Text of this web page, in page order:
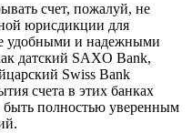
счет, пожалуй, не
юрисдикции для
удобными и надежными
датский SAXO Bank,
Swiss Bank
счета в этих банках
быть полностью уверенным